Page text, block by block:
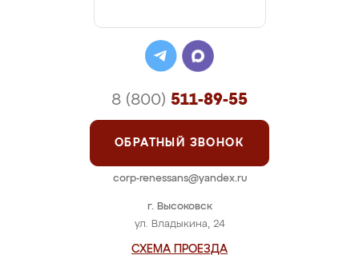
г. Высоковск
ул. Владыкина, 24
СХЕМА ПРОЕЗДА
8 (800) 511-89-55
ОБРАТНЫЙ ЗВОНОК
corp-renessans@yandex.ru